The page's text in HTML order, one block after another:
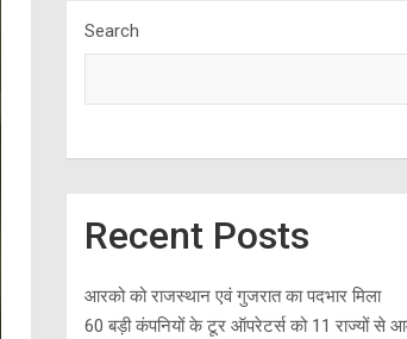
Search
Recent Posts
आरको को राजस्थान एवं गुजरात का पदभार मिला
60 बड़ी कंपनियों के टूर ऑपरेटर्स को 11 राज्यों से